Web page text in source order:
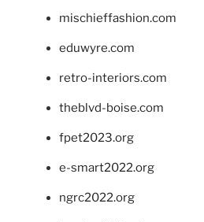
mischieffashion.com
eduwyre.com
retro-interiors.com
theblvd-boise.com
fpet2023.org
e-smart2022.org
ngrc2022.org